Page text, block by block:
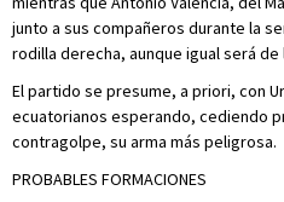
junto a sus compañeros durante la
rodilla derecha, aunque igual será de
El partido se presume, a priori, con
ecuatorianos esperando, cediendo
contragolpe, su arma más peligrosa.
PROBABLES FORMACIONES